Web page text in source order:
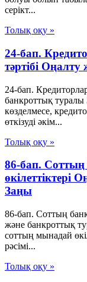
серікт...
Толық оқу »
24-бап.
тәртібі
24-бап.
банкроттық
көзделмесе,
өткізуді әкім...
Толық оқу »
86-бап. Соттың
өкiлеттiктерi
Заңы
86-бап. Соттың
және банкроттық
соттың мынадай
рәсімі...
Толық оқу »